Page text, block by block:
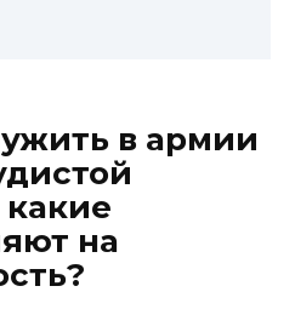
в армии
на